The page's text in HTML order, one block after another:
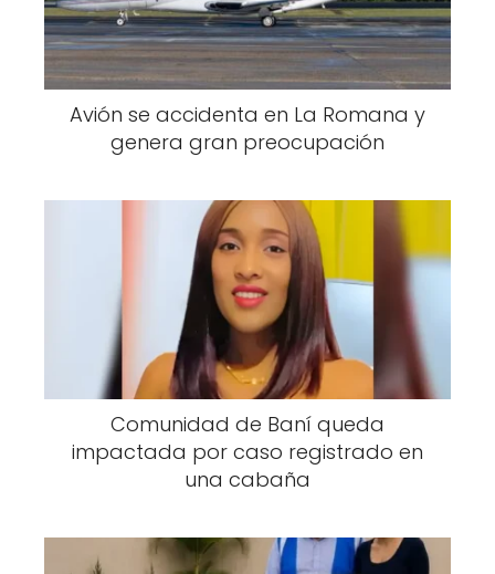
Avión se accidenta en La Romana y
genera gran preocupación
Comunidad de Baní queda
impactada por caso registrado en
una cabaña